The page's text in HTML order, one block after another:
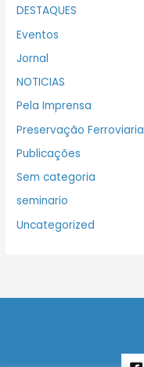
DESTAQUES
Eventos
Jornal
NOTICIAS
Pela Imprensa
Preservação Ferroviaria
Publicações
Sem categoria
seminario
Uncategorized